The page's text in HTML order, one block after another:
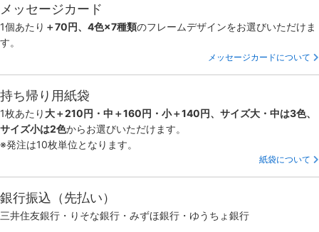
メッセージカード
1個あたり ＋70円、4色×7種類のフレームデザインをお選びいただけま
す。
メッセージカードについて
持ち帰り用紙袋
1枚あたり 大＋210円・中＋160円・小＋140円、サイズ大・中は3色、
サイズ小は2色からお選びいただけます。
※発注は10枚単位となります。
紙袋について
銀行振込（先払い）
三井住友銀行・りそな銀行・みずほ銀行・ゆうちょ銀行